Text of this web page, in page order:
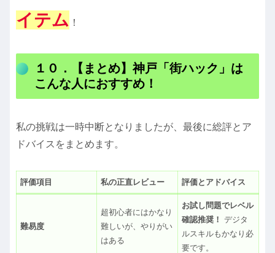
イテム ！
１０．【まとめ】神戸「街ハック」は
こんな人におすすめ！
私の挑戦は一時中断となりましたが、最後に総評とア
ドバイスをまとめます。
評価項目 私の正直レビュー 評価とアドバイス
難易度
超初心者にはかなり
難しいが、やりがい
はある
お試し問題でレベル
確認推奨！ デジタ
ルスキルもかなり必
要です。